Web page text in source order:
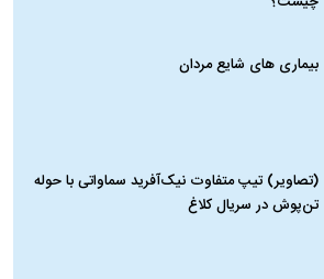
بیماری‌ های شایع مردان
(تصاویر) تیپ متفاوت نیک‌آفرید سماواتی با حوله
تن‌پوش در سریال کلاغ